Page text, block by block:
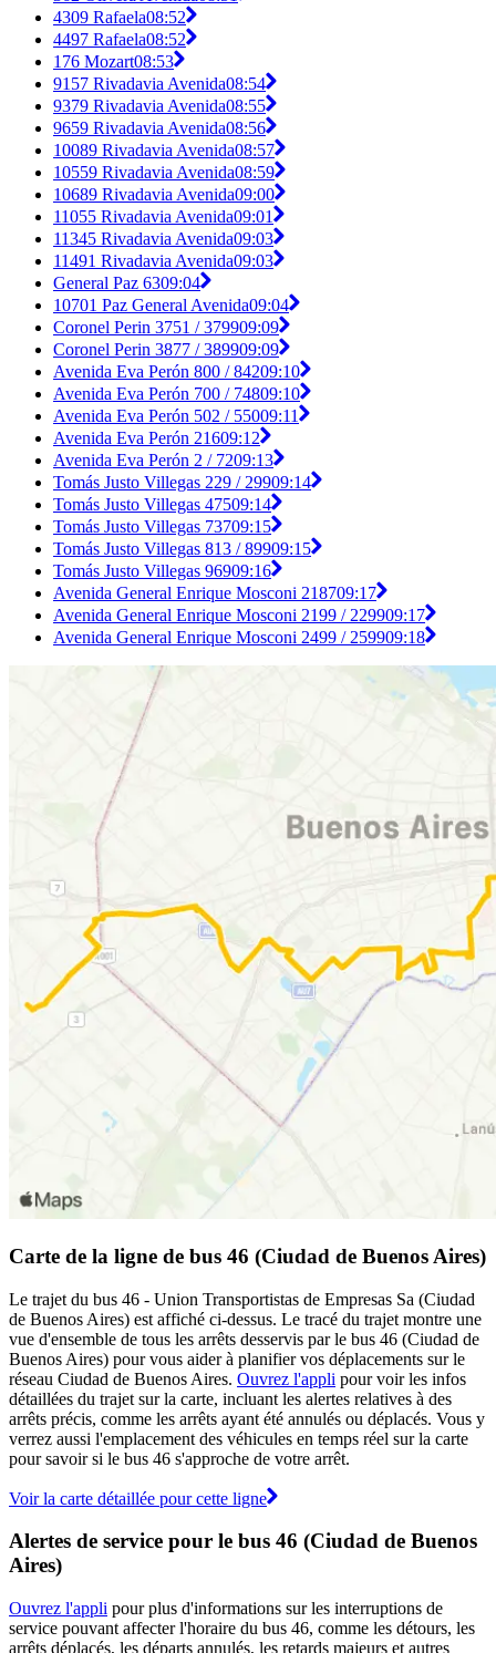
4309 Rafaela08:52
4497 Rafaela08:52
176 Mozart08:53
9157 Rivadavia Avenida08:54
9379 Rivadavia Avenida08:55
9659 Rivadavia Avenida08:56
10089 Rivadavia Avenida08:57
10559 Rivadavia Avenida08:59
10689 Rivadavia Avenida09:00
11055 Rivadavia Avenida09:01
11345 Rivadavia Avenida09:03
11491 Rivadavia Avenida09:03
General Paz 6309:04
10701 Paz General Avenida09:04
Coronel Perin 3751 / 379909:09
Coronel Perin 3877 / 389909:09
Avenida Eva Perón 800 / 84209:10
Avenida Eva Perón 700 / 74809:10
Avenida Eva Perón 502 / 55009:11
Avenida Eva Perón 21609:12
Avenida Eva Perón 2 / 7209:13
Tomás Justo Villegas 229 / 29909:14
Tomás Justo Villegas 47509:14
Tomás Justo Villegas 73709:15
Tomás Justo Villegas 813 / 89909:15
Tomás Justo Villegas 96909:16
Avenida General Enrique Mosconi 218709:17
Avenida General Enrique Mosconi 2199 / 229909:17
Avenida General Enrique Mosconi 2499 / 259909:18
Carte de la ligne de bus 46 (Ciudad de Buenos Aires)
Le trajet du bus 46 - Union Transportistas de Empresas Sa (Ciudad
de Buenos Aires) est affiché ci-dessus. Le tracé du trajet montre une
vue d'ensemble de tous les arrêts desservis par le bus 46 (Ciudad de
Buenos Aires) pour vous aider à planifier vos déplacements sur le
réseau Ciudad de Buenos Aires. Ouvrez l'appli pour voir les infos
détaillées du trajet sur la carte, incluant les alertes relatives à des
arrêts précis, comme les arrêts ayant été annulés ou déplacés. Vous y
verrez aussi l'emplacement des véhicules en temps réel sur la carte
pour savoir si le bus 46 s'approche de votre arrêt.
Voir la carte détaillée pour cette ligne
Alertes de service pour le bus 46 (Ciudad de Buenos
Aires)
Ouvrez l'appli pour plus d'informations sur les interruptions de
service pouvant affecter l'horaire du bus 46, comme les détours, les
arrêts déplacés, les départs annulés, les retards majeurs et autres